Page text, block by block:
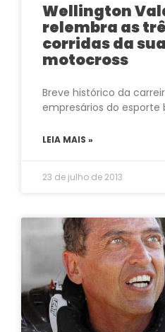
Wellington
relembra as
corridas da
motocross
Breve histórico da
empresários do esporte
LEIA MAIS »
23 de julho de 2013